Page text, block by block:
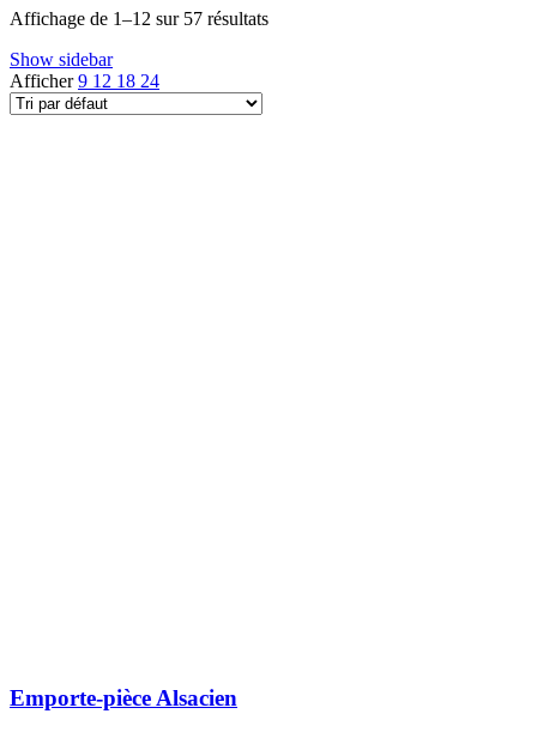
Affichage de 1–12 sur 57 résultats
Show sidebar
Afficher9 12 18 24
Emporte-pièce Alsacien